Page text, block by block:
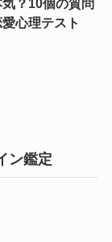
？10個の質問
心理テスト
ン鑑定